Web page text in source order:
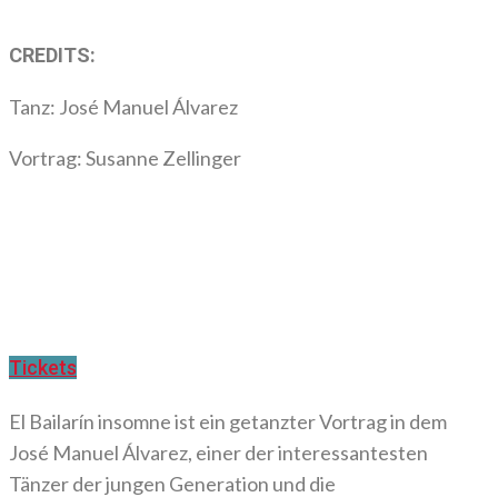
CREDITS:
Tanz: José Manuel Álvarez
Vortrag: Susanne Zellinger
Tickets
El Bailarín insomne ist ein getanzter Vortrag in dem
José Manuel Álvarez, einer der interessantesten
Tänzer der jungen Generation und die